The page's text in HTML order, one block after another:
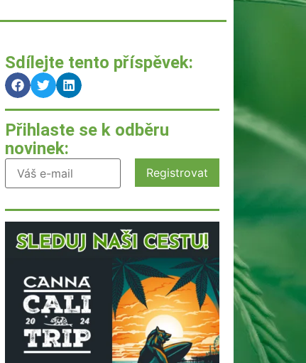
Sdílejte tento příspěvek:
Přihlaste se k odběru
novinek: